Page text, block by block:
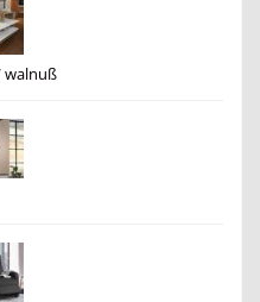
walnuß